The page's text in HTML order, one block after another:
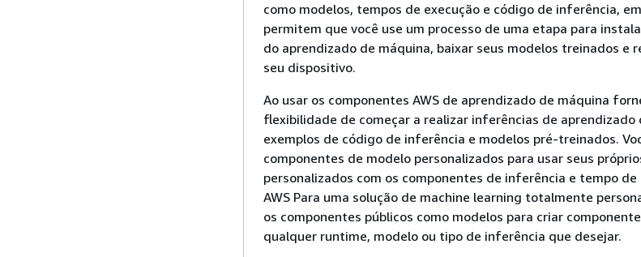
como modelos, tempos de execução e código de inferência,
permitem que você use um processo de uma etapa para
do aprendizado de máquina, baixar seus modelos treinados e
seu dispositivo.
Ao usar os componentes AWS de aprendizado de máquina
flexibilidade de começar a realizar inferências de aprendizado
exemplos de código de inferência e modelos pré-treinados.
componentes de modelo personalizados para usar seus
personalizados com os componentes de inferência e tempo
AWS Para uma solução de machine learning totalmente
os componentes públicos como modelos para criar
qualquer runtime, modelo ou tipo de inferência que desejar.